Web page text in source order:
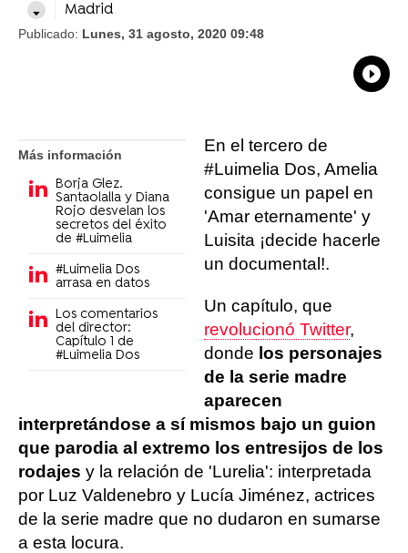
Madrid
Publicado: Lunes, 31 agosto, 2020 09:48
Más información
Borja Glez.
Santaolalla y Diana
Rojo desvelan los
secretos del éxito
de #Luimelia
#Luimelia Dos
arrasa en datos
Los comentarios
del director:
Capítulo 1 de
#Luimelia Dos
En el tercero de
#Luimelia Dos, Amelia
consigue un papel en
'Amar eternamente' y
Luisita ¡decide hacerle
un documental!.
Un capítulo, que
revolucionó Twitter,
donde los personajes
de la serie madre
aparecen
interpretándose a sí mismos bajo un guion
que parodia al extremo los entresijos de los
rodajes y la relación de 'Lurelia': interpretada
por Luz Valdenebro y Lucía Jiménez, actrices
de la serie madre que no dudaron en sumarse
a esta locura.